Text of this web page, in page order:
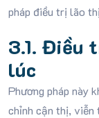
pháp điều trị lão
3.1. Điều
lúc
Phương pháp này
chỉnh cận thị, viễn